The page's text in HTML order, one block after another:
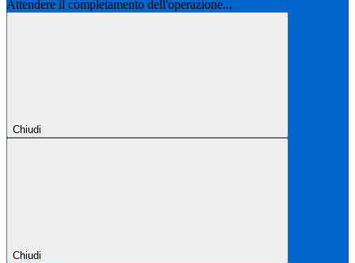
Attendere il completamento dell'operazione...
Chiudi
Chiudi